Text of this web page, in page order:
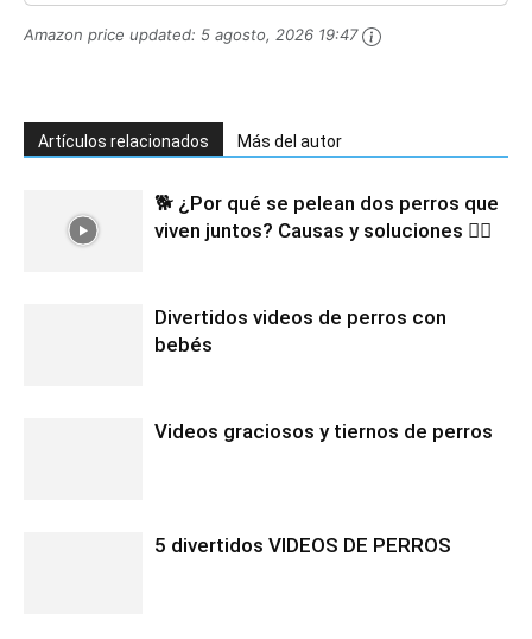
Amazon price updated: 5 agosto, 2026 19:47
Artículos relacionados Más del autor
🐕 ¿Por qué se pelean dos perros que
viven juntos? Causas y soluciones 🐕‍🦺
Divertidos videos de perros con
bebés
Videos graciosos y tiernos de perros
5 divertidos VIDEOS DE PERROS